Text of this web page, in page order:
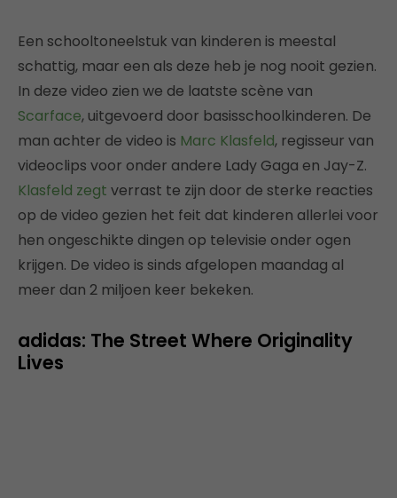
Een schooltoneelstuk van kinderen is meestal
schattig, maar een als deze heb je nog nooit gezien.
In deze video zien we de laatste scène van
Scarface, uitgevoerd door basisschoolkinderen. De
man achter de video is Marc Klasfeld, regisseur van
videoclips voor onder andere Lady Gaga en Jay-Z.
Klasfeld zegt verrast te zijn door de sterke reacties
op de video gezien het feit dat kinderen allerlei voor
hen ongeschikte dingen op televisie onder ogen
krijgen. De video is sinds afgelopen maandag al
meer dan 2 miljoen keer bekeken.
adidas: The Street Where Originality
Lives